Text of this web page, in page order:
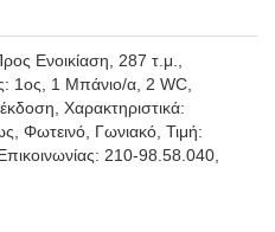
Ενοικίαση, 287 τ.μ.,
1ος, 1 Μπάνιο/α, 2 WC,
Χαρακτηριστικά:
Φωτεινό, Γωνιακό, Τιμή:
210-98.58.040,